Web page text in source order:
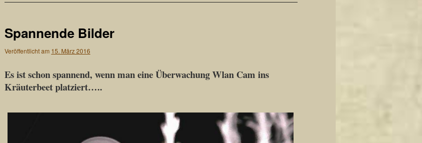
Spannende Bilder
Veröffentlicht am 15. März 2016
Es ist schon spannend, wenn man eine Überwachung Wlan Cam ins
Kräuterbeet platziert…..